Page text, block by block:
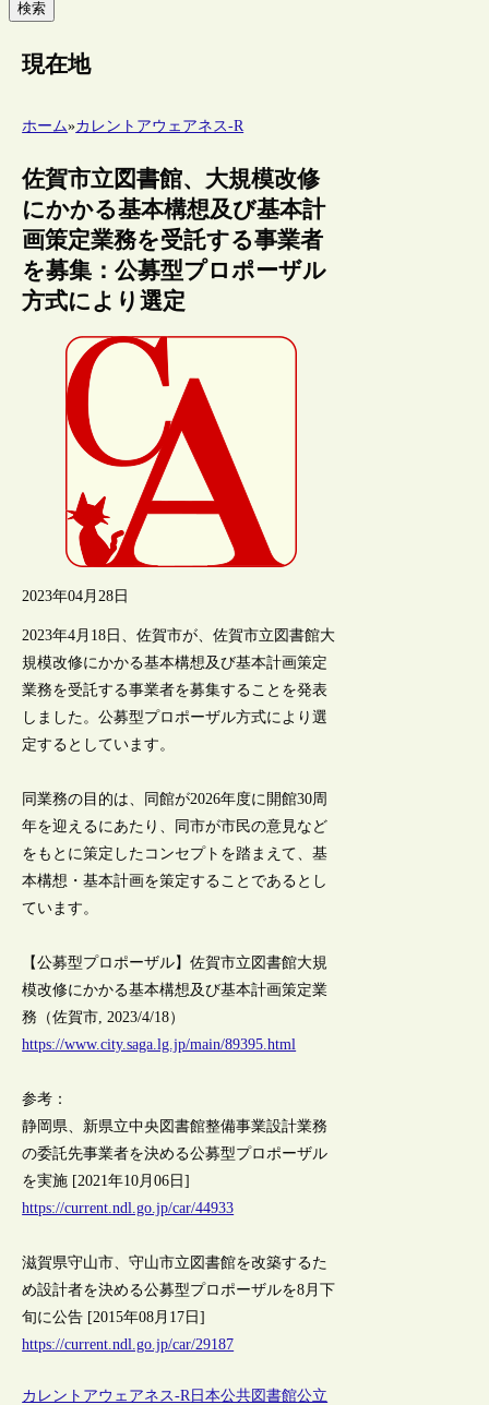
検索
現在地
ホーム»カレントアウェアネス-R
佐賀市立図書館、大規模改修
にかかる基本構想及び基本計
画策定業務を受託する事業者
を募集：公募型プロポーザル
方式により選定
2023年04月28日
2023年4月18日、佐賀市が、佐賀市立図書館大
規模改修にかかる基本構想及び基本計画策定
業務を受託する事業者を募集することを発表
しました。公募型プロポーザル方式により選
定するとしています。
同業務の目的は、同館が2026年度に開館30周
年を迎えるにあたり、同市が市民の意見など
をもとに策定したコンセプトを踏まえて、基
本構想・基本計画を策定することであるとし
ています。
【公募型プロポーザル】佐賀市立図書館大規
模改修にかかる基本構想及び基本計画策定業
務（佐賀市, 2023/4/18）
https://www.city.saga.lg.jp/main/89395.html
参考：
静岡県、新県立中央図書館整備事業設計業務
の委託先事業者を決める公募型プロポーザル
を実施 [2021年10月06日]
https://current.ndl.go.jp/car/44933
滋賀県守山市、守山市立図書館を改築するた
め設計者を決める公募型プロポーザルを8月下
旬に公告 [2015年08月17日]
https://current.ndl.go.jp/car/29187
カレントアウェアネス-R 日本公共図書館公立